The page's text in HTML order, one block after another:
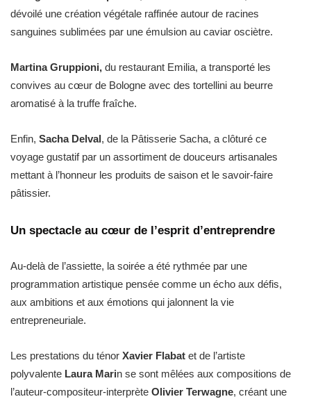
dévoilé une création végétale raffinée autour de racines
sanguines sublimées par une émulsion au caviar osciètre.
Martina Gruppioni, du restaurant Emilia, a transporté les
convives au cœur de Bologne avec des tortellini au beurre
aromatisé à la truffe fraîche.
Enfin, Sacha Delval , de la Pâtisserie Sacha, a clôturé ce
voyage gustatif par un assortiment de douceurs artisanales
mettant à l’honneur les produits de saison et le savoir-faire
pâtissier.
Un spectacle au cœur de l’esprit d’entreprendre
Au-delà de l’assiette, la soirée a été rythmée par une
programmation artistique pensée comme un écho aux défis,
aux ambitions et aux émotions qui jalonnent la vie
entrepreneuriale.
Les prestations du ténor Xavier Flabat et de l’artiste
polyvalente Laura Marin se sont mêlées aux compositions de
l’auteur-compositeur-interprète Olivier Terwagne, créant une